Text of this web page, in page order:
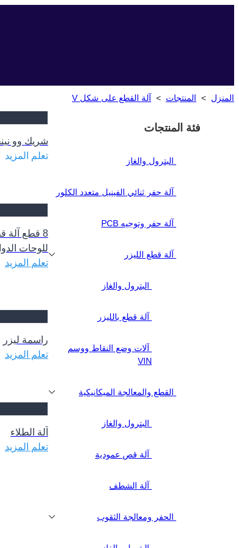
المنزل > المنتجات > آلة القطع على شكل V
فئة المنتجات
البترول والغاز
آلة حفر ثنائي الفينيل متعدد الكلور
آلة حفر وتوجيه PCB
آلة قطع الليزر
البترول والغاز
آلة قطع بالليزر
آلات وضع النقاط ووسم
VIN
القطع والمعالجة الميكانيكية
البترول والغاز
آلة قص عمودية
آلة الشطف
الحفر ومعالجة الثقوب
شريك وو
تعلم المزيد
5008F
تعلم المزيد
راسمة ليزر
تعلم المزيد
آلة الطلاء
تعلم المزيد